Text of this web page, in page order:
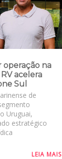
operação na
acelera
Sul
de
Uruguai,
estratégico
LEIA MAIS